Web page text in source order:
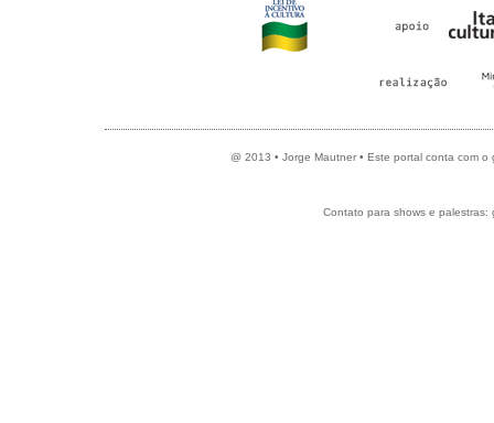
@ 2013 • Jorge Mautner • Este portal conta com
Contato para shows e palestras: